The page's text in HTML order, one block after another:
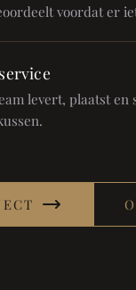
voordat er
levert, plaatst